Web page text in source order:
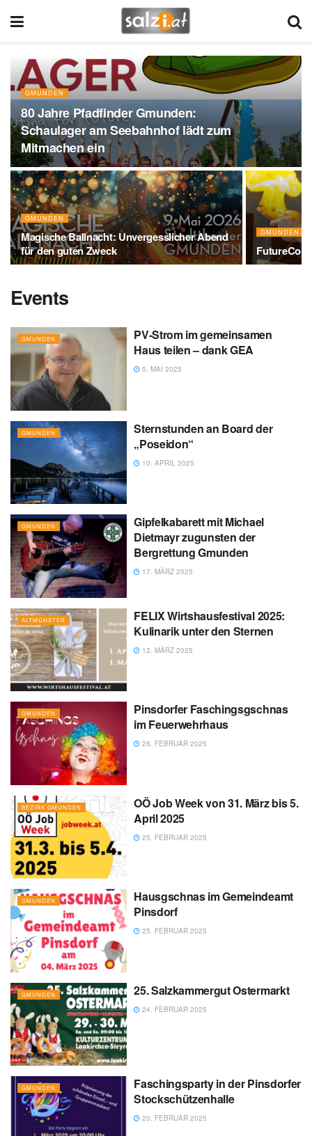
GMUNDEN
80 Jahre Pfadfinder Gmunden:
Schaulager am Seebahnhof lädt zum
Mitmachen ein
GMUNDEN
Magische Ballnacht: Unvergesslicher Abend
für den guten Zweck
GMUNDEN
Events
GMUNDEN
PV-Strom im gemeinsamen
Haus teilen – dank GEA
5. MAI 2025
GMUNDEN
Sternstunden an Board der
„Poseidon“
10. APRIL 2025
GMUNDEN
Gipfelkabarett mit Michael
Dietmayr zugunsten der
Bergrettung Gmunden
17. MÄRZ 2025
ALTMÜNSTER
FELIX Wirtshausfestival 2025:
Kulinarik unter den Sternen
12. MÄRZ 2025
GMUNDEN
Pinsdorfer Faschingsgschnas
im Feuerwehrhaus
26. FEBRUAR 2025
BEZIRK GMUNDEN
OÖ Job Week von 31. März bis 5.
April 2025
25. FEBRUAR 2025
GMUNDEN
Hausgschnas im Gemeindeamt
Pinsdorf
25. FEBRUAR 2025
GMUNDEN 25. Salzkammergut Ostermarkt
24. FEBRUAR 2025
GMUNDEN
Faschingsparty in der Pinsdorfer
Stockschützenhalle
20. FEBRUAR 2025